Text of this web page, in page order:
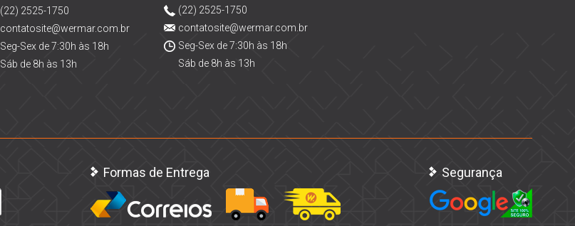
(22) 2525-1750
contatosite@wermar.com.br
Seg-Sex de 7:30h às 18h
Sáb de 8h às 13h
(22) 2525-1750
contatosite@wermar.com.br
Seg-Sex de 7:30h às 18h
Sáb de 8h às 13h
Formas de Entrega Segurança